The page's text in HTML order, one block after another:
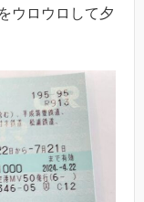
ウロウロして夕